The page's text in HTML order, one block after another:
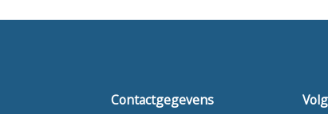
Contactgegevens